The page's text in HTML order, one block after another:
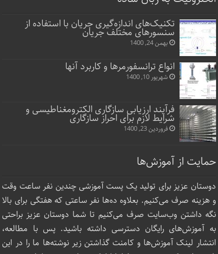
تکنیک‌های اندازه‌گیری جریان با استفاده از
سنسورهای مختلف جریان
بهمن 24, 1400
انواع ترانسفورمرها و کاربرد آنها
شهریور 10, 1400
فرآیند ارزیابی سازگاری الکترومغناطیسی و
شرایط لازم برای احراز سازگاری
فروردین 23, 1400
حمایت از آموزش‌ها
دوستان عزیز برای تولید یک پست آموزشی چندین نفر ساعت‌ وقت
و هزینه صرف می‌کنیم. بعلاوه ده‌ها نفر ساعتی که هفتگی برای بالا
نگه داشتن وب‌سایت صرف ‌می‌کنیم تا شما دوستان عزیز براحتی
به آموزش‌های رایگان دسترسی داشته باشید. پس با مطالعه،
انتشار لینک‌ آموزش‌ها و کامنت گذاشتن زیر نوشته‌‌ها ما را در این